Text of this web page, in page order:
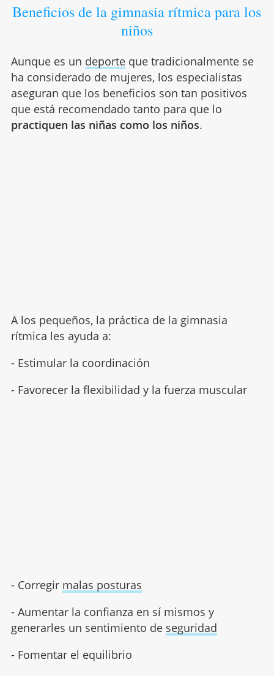
Beneficios de la gimnasia rítmica para los
niños
Aunque es un deporteque tradicionalmente se
ha considerado de mujeres, los especialistas
aseguran que los beneficios son tan positivos
que está recomendado tanto para que lo
practiquen las niñas como los niños.
A los pequeños, la práctica de la gimnasia
rítmica les ayuda a:
- Estimular la coordinación
- Favorecer la flexibilidad y la fuerza muscular
- Corregir malas posturas
- Aumentar la confianza en sí mismos y
generarles un sentimiento de seguridad
- Fomentar el equilibrio